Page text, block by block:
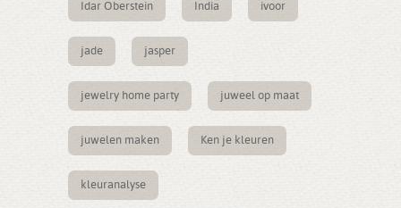
Idar Oberstein India ivoor
jade jasper
jewelry home party juweel op maat
juwelen maken Ken je kleuren
kleuranalyse